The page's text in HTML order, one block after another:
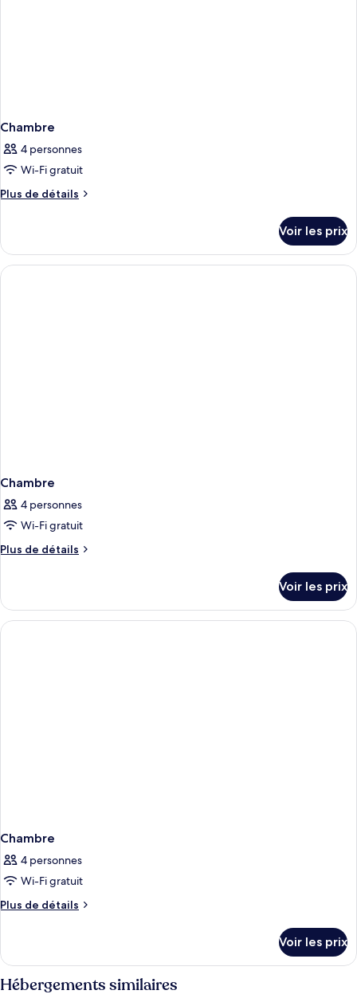
Chambre
4 personnes
Wi-Fi gratuit
Plus de détails
Plus
le
type
de
Voir les prix
Chambre
4 personnes
Wi-Fi gratuit
Plus de détails
Plus
le
type
de
Voir les prix
Chambre
4 personnes
Wi-Fi gratuit
Plus de détails
Plus
le
type
de
Voir les prix
Hébergements similaires